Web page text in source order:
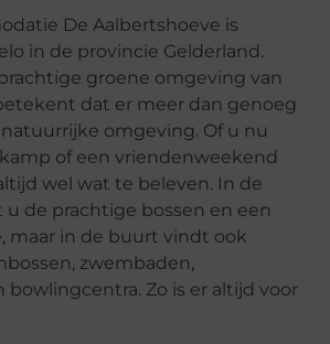
De Aalbertshoeve is
in de provincie Gelderland.
groene omgeving van
dat er meer dan genoeg
omgeving. Of u nu
of een vriendenweekend
wel wat te beleven. In de
de prachtige bossen en een
maar in de buurt vindt ook
zwembaden,
Zo is er altijd voor